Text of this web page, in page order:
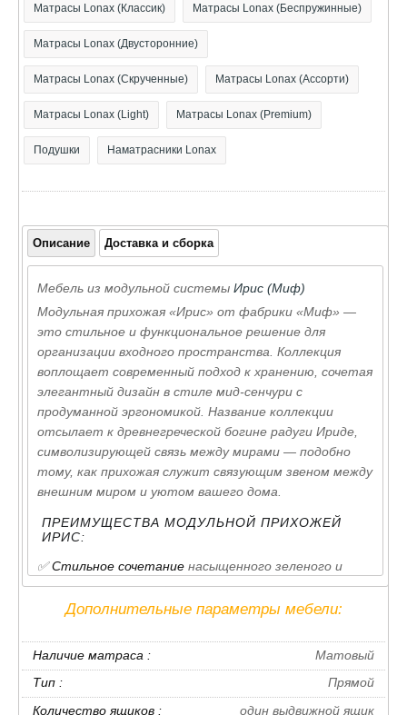
Матрасы Lonax (Классик) Матрасы Lonax (Беспружинные)
Матрасы Lonax (Двусторонние)
Матрасы Lonax (Скрученные) Матрасы Lonax (Ассорти)
Матрасы Lonax (Light) Матрасы Lonax (Premium)
Подушки Наматрасники Lonax
Описание Доставка и сборка
Мебель из модульной системы Ирис (Миф)
Модульная прихожая «Ирис» от фабрики «Миф» —
это стильное и функциональное решение для
организации входного пространства. Коллекция
воплощает современный подход к хранению, сочетая
элегантный дизайн в стиле мид-сенчури с
продуманной эргономикой. Название коллекции
отсылает к древнегреческой богине радуги Ириде,
символизирующей связь между мирами — подобно
тому, как прихожая служит связующим звеном между
внешним миром и уютом вашего дома.
ПРЕИМУЩЕСТВА МОДУЛЬНОЙ ПРИХОЖЕЙ
ИРИС:
✅Стильное сочетание насыщенного зеленого и
теплого дерева
Универсальная модульная системапод любую
планировку
✅Качественные и безопасные материалыМДФ/
Дополнительные параметры мебели:
Наличие матраса :
Матовый
Тип :
Прямой
Количество ящиков :
один выдвижной ящик